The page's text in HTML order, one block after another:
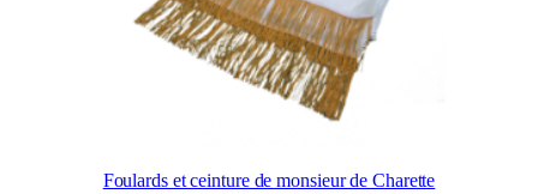
Foulards et ceinture de monsieur de Charette